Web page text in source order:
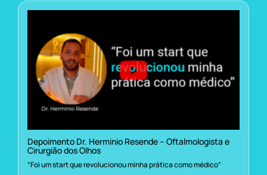
Depoimento Dr. Herminio Resende – Oftalmologista e
Cirurgião dos Olhos
“Foi um start que revolucionou minha prática como médico”